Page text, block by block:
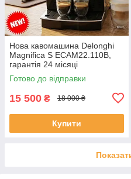
Нова кавомашина Delonghi
Magnifica S ECAM22.110B,
гарантія 24 місяці
Готово до відправки
15 500 ₴ 18 000 ₴
Купити